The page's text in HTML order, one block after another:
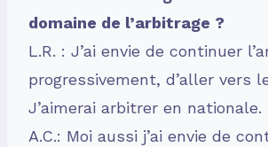
domaine de l’arbitrage ?
L.R. : J’ai envie de continuer
progressivement, d’aller vers
J’aimerai arbitrer en nationale.
A.C.: Moi aussi j’ai envie de